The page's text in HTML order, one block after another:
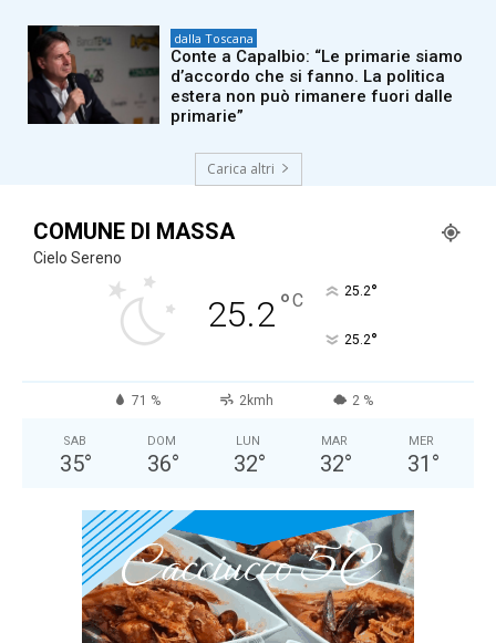
dalla Toscana
Conte a Capalbio: “Le primarie siamo
d’accordo che si fanno. La politica
estera non può rimanere fuori dalle
primarie”
Carica altri
COMUNE DI MASSA
Cielo Sereno
25.2°C 25.2°
25.2°
71 % 2kmh 2 %
SAB
35°
DOM
36°
LUN
32°
MAR
32°
MER
31 °